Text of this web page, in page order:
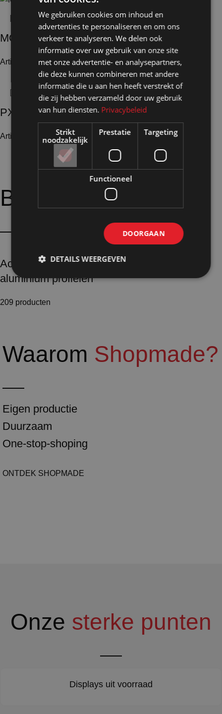
MOT4
Artikelnummer: 24587€21,85 Excl. BTW
PX2119
Artikelnummer: 24820€18,15 Excl. BTW
Bijpassende
Accessoires
aluminium profielen
209 producten
Waarom Shopmade?
Eigen productie
Duurzaam
One-stop-shoping
ONTDEK SHOPMADE
Onze sterke punten
Displays uit voorraad
We gebruiken cookies om inhoud en
advertenties te personaliseren en om ons
verkeer te analyseren. We delen ook
informatie over uw gebruik van onze site
met onze advertentie- en analysepartners,
die deze kunnen combineren met andere
informatie die u aan hen heeft verstrekt of
die zij hebben verzameld door uw gebruik
van hun diensten. Privacybeleid
Strikt
noodzakelijk
Prestatie Targeting
Functioneel
DOORGAAN
DETAILS WEERGEVEN